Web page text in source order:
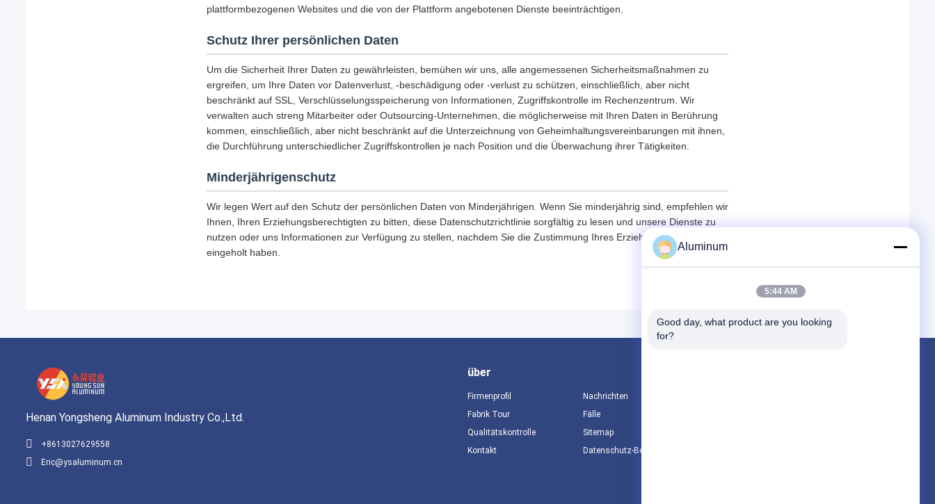
plattformbezogenen Websites und die von der Plattform angebotenen Dienste beeinträchtigen.
Schutz Ihrer persönlichen Daten
Um die Sicherheit Ihrer Daten zu gewährleisten, bemühen wir uns, alle angemessenen Sicherheitsmaßnahmen zu
ergreifen, um Ihre Daten vor Datenverlust, -beschädigung oder -verlust zu schützen, einschließlich, aber nicht
beschränkt auf SSL, Verschlüsselungsspeicherung von Informationen, Zugriffskontrolle im Rechenzentrum. Wir
verwalten auch streng Mitarbeiter oder Outsourcing-Unternehmen, die möglicherweise mit Ihren Daten in Berührung
kommen, einschließlich, aber nicht beschränkt auf die Unterzeichnung von Geheimhaltungsvereinbarungen mit ihnen,
die Durchführung unterschiedlicher Zugriffskontrollen je nach Position und die Überwachung ihrer Tätigkeiten.
Minderjährigenschutz
Wir legen Wert auf den Schutz der persönlichen Daten von Minderjährigen. Wenn Sie minderjährig sind, empfehlen wir
Ihnen, Ihren Erziehungsberechtigten zu bitten, diese Datenschutzrichtlinie sorgfältig zu lesen und unsere Dienste zu
nutzen oder uns Informationen zur Verfügung zu stellen, nachdem Sie die Zustimmung Ihres Erziehungsberechtigten
eingeholt haben.
Henan Yongsheng Aluminum Industry Co.,Ltd.
+8613027629558
Eric@ysaluminum.cn
über
Firmenprofil
Fabrik Tour
Qualitätskontrolle
Kontakt
Nachrichten
Fälle
Sitemap
Datenschutz-Bestimmungen
Aluminum
5:44 AM
Good day, what product are you looking
for?